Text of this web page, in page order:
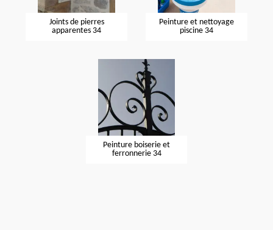
Joints de pierres
apparentes 34
Peinture et nettoyage
piscine 34
Peinture boiserie et
ferronnerie 34